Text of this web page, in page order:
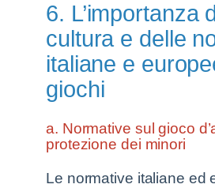
6. L’importanza
cultura e delle
italiane e
giochi
a. Normative sul gioco
protezione dei minori
Le normative italiane ed